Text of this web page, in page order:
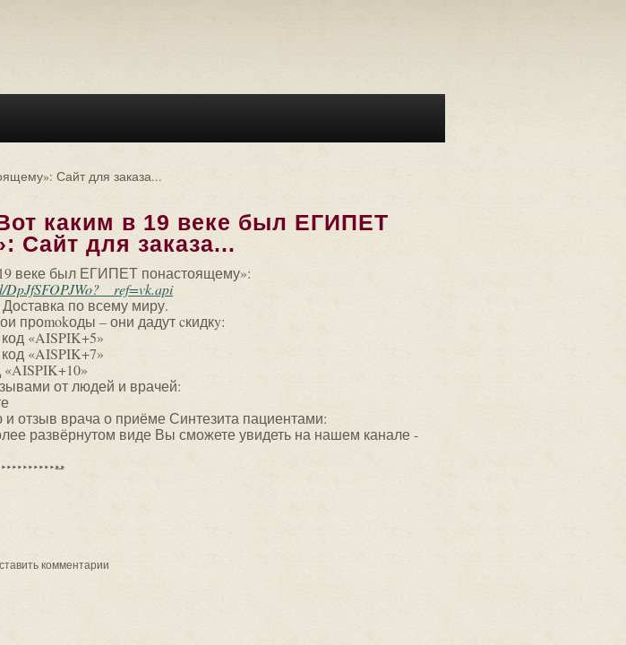
Сайт для заказа...
каким в 19 веке был ЕГИПЕТ
Сайт для заказа...
веке был ЕГИПЕТ понастоящему»:
DpJfSFOPJWo?__ref=vk.api
по всему миру.
проmokоды – они дадут cкидкy:
«AISPIK+5»
«AISPIK+7»
«AISPIK+10»
от людей и врачей:
отзыв врача о приёме Синтезита пациентами:
развёрнутом виде Вы сможете увидеть на нашем канале -
комментарии